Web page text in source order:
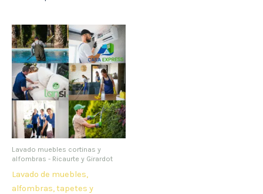
Lavado muebles cortinas y
alfombras - Ricaurte y Girardot
Lavado de muebles,
alfombras, tapetes y